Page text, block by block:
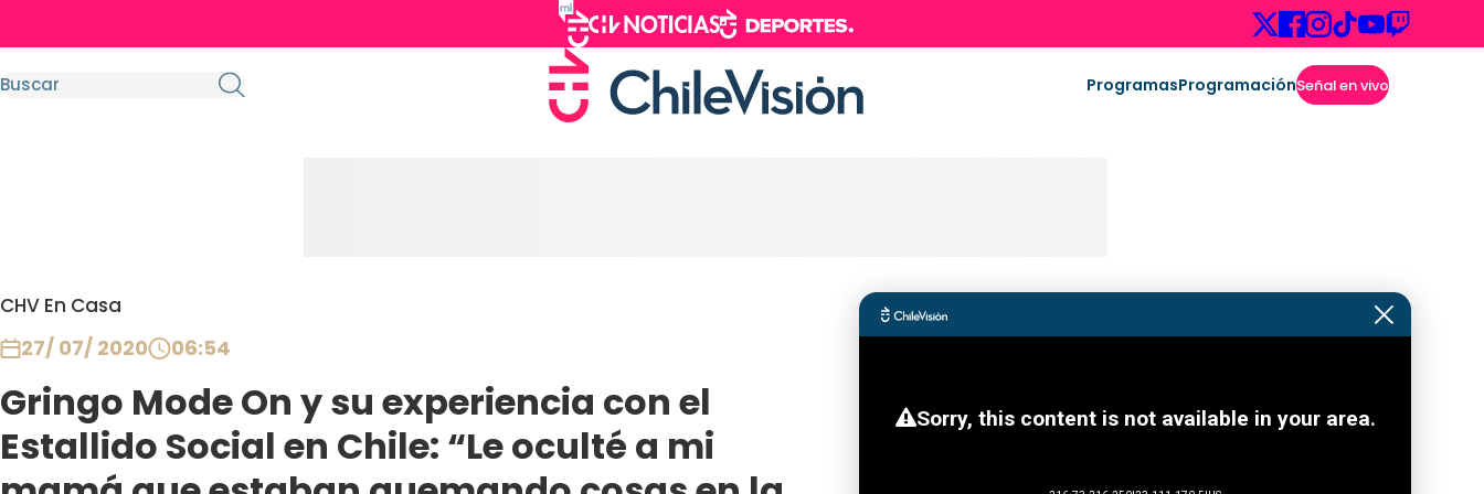
ProgramasProgramaciónSeñal en vivo
CHV En Casa
27/ 07/ 2020 06:54
Gringo Mode On y su experiencia con el
Estallido Social en Chile: “Le oculté a mi